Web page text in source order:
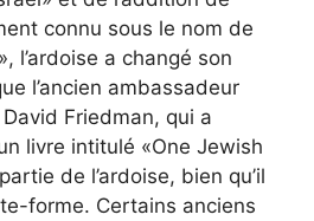
connu sous le nom de
l’ardoise a changé son
l’ancien ambassadeur
Friedman, qui a
livre intitulé «One Jewish
de l’ardoise, bien qu’il
forme. Certains anciens